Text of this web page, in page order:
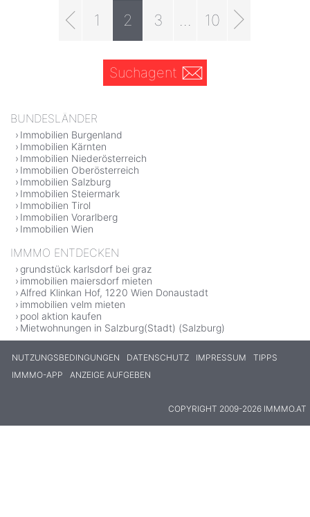
1 2 3 10
Suchagent
BUNDESLÄNDER
Immobilien Burgenland
Immobilien Kärnten
Immobilien Niederösterreich
Immobilien Oberösterreich
Immobilien Salzburg
Immobilien Steiermark
Immobilien Tirol
Immobilien Vorarlberg
Immobilien Wien
IMMMO ENTDECKEN
grundstück karlsdorf bei graz
immobilien maiersdorf mieten
Alfred Klinkan Hof, 1220 Wien Donaustadt
immobilien velm mieten
pool aktion kaufen
Mietwohnungen in Salzburg(Stadt) (Salzburg)
NUTZUNGSBEDINGUNGEN DATENSCHUTZ IMPRESSUM
TIPPS
IMMMO-APP
ANZEIGE AUFGEBEN
COPYRIGHT 2009-2026 IMMMO.AT